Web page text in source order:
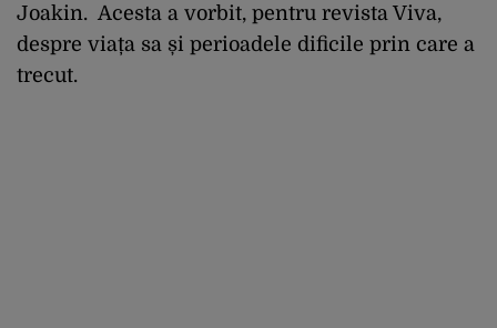
Joakin. Acesta a vorbit, pentru revista Viva,
despre viața sa și perioadele dificile prin care a
trecut.